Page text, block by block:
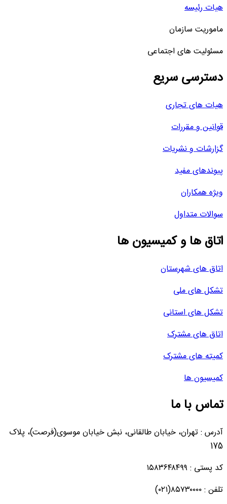
هیات رئیسه
ماموریت سازمان
مسئولیت های اجتماعی
دسترسی سریع
هیات های تجاری
قوانین و مقررات
گزارشات و نشریات
پیوندهای مفید
ویژه همکاران
سوالات متداول
اتاق ها و کمیسیون ها
اتاق های شهرستان
تشکل های ملی
تشکل های استانی
اتاق های مشترک
کمیته های مشترک
کمیسیون ها
تماس با ما
آدرس : تهران، خیابان طالقانی، نبش خیابان موسوی(فرصت)، پلاک
175
کد پستی : ۱۵۸۳۶۴۸۴۹۹
تلفن : ۸۵۷۳۰۰۰۰(۰۲۱)